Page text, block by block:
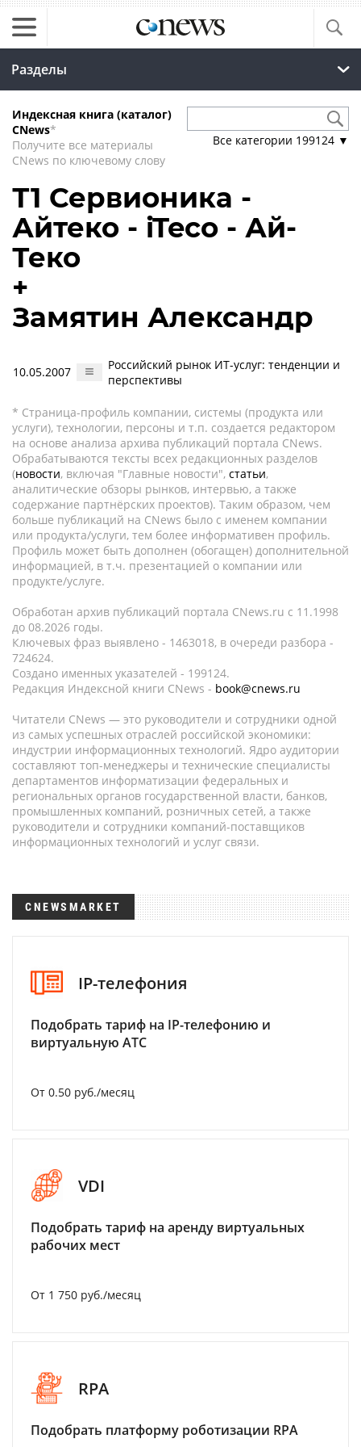
Разделы
Индексная книга (каталог)
CNews*
Получите все материалы
CNews по ключевому слову
Все категории 199124 ▼
Т1 Сервионика -
Айтеко - iTeco - Ай-
Теко
+
Замятин Александр
10.05.2007
Российский рынок ИТ-услуг: тенденции и
перспективы
* Страница-профиль компании, системы (продукта или
услуги), технологии, персоны и т.п. создается редактором
на основе анализа архива публикаций портала CNews.
Обрабатываются тексты всех редакционных разделов
(новости, включая "Главные новости", статьи,
аналитические обзоры рынков, интервью, а также
содержание партнёрских проектов). Таким образом, чем
больше публикаций на CNews было с именем компании
или продукта/услуги, тем более информативен профиль.
Профиль может быть дополнен (обогащен) дополнительной
информацией, в т.ч. презентацией о компании или
продукте/услуге.
Обработан архив публикаций портала CNews.ru c 11.1998
до 08.2026 годы.
Ключевых фраз выявлено - 1463018, в очереди разбора -
724624.
Создано именных указателей - 199124.
Редакция Индексной книги CNews - book@cnews.ru
Читатели CNews — это руководители и сотрудники одной
из самых успешных отраслей российской экономики:
индустрии информационных технологий. Ядро аудитории
составляют топ-менеджеры и технические специалисты
департаментов информатизации федеральных и
региональных органов государственной власти, банков,
промышленных компаний, розничных сетей, а также
руководители и сотрудники компаний-поставщиков
информационных технологий и услуг связи.
CNEWSMARKET
IP-телефония
Подобрать тариф на IP-телефонию и
виртуальную АТС
От 0.50 руб./месяц
VDI
Подобрать тариф на аренду виртуальных
рабочих мест
От 1 750 руб./месяц
RPA
Подобрать платформу роботизации RPA